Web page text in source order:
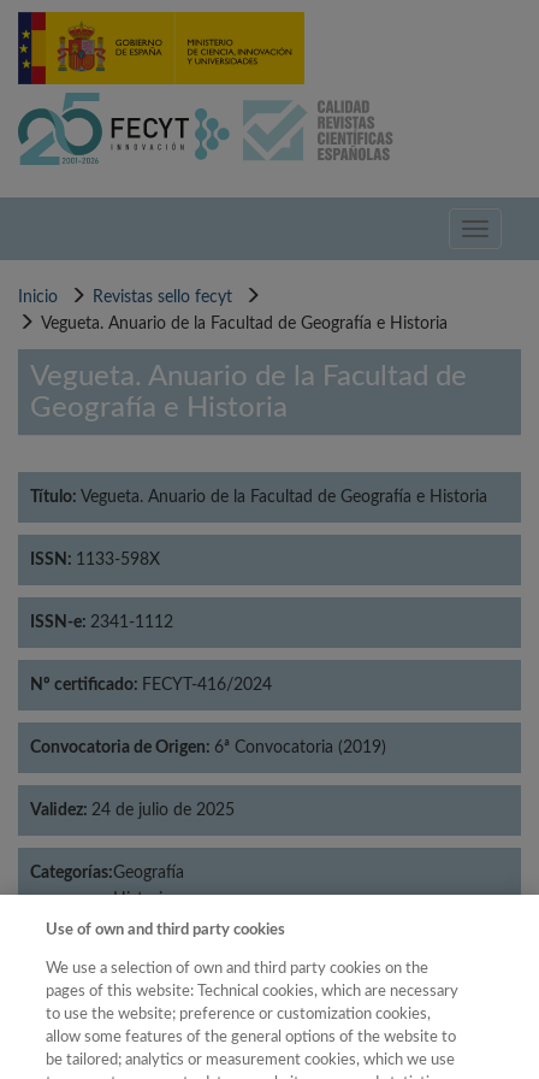
Pasar
contenido
Toggle
Inicio
Revistas sello fecyt
Vegueta. Anuario de la Facultad de Geografía e Historia
Vegueta. Anuario de la Facultad de
Geografía e Historia
Título: Vegueta. Anuario de la Facultad de Geografía e Historia
ISSN: 1133-598X
ISSN-e: 2341-1112
Nº certificado: FECYT-416/2024
Convocatoria de Origen: 6ª Convocatoria (2019)
Validez: 24 de julio de 2025
Categorías:Geografía
Historia
Año
Año Filtrar
Use of own and third party cookies
We use a selection of own and third party cookies on the
pages of this website: Technical cookies, which are necessary
to use the website; preference or customization cookies,
allow some features of the general options of the website to
be tailored; analytics or measurement cookies, which we use